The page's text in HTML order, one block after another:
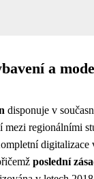
a
disponuje v
mezi regionálními
digitalizace
poslední